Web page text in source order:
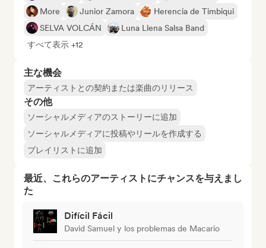
More
Junior Zamora
Herencia de Timbiqui
SELVA VOLCÁN
Luna Llena Salsa Band
すべて表示 +12
主な機会
アーティストとの契約または楽曲のリリース
その他
ソーシャルメディアのストーリーに追加
ソーシャルメディアに投稿やリールを作成する
プレイリストに追加
最近、これらのアーティストにチャンスを与えまし
た
Difícil Fácil
David Samuel y los problemas de Macario